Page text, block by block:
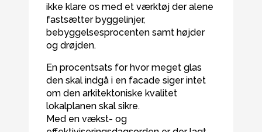
ikke klare os med et værktøj der alene
fastsætter byggelinjer,
bebyggelsesprocenten samt højder
og drøjden.
En procentsats for hvor meget glas
den skal indgå i en facade siger intet
om den arkitektoniske kvalitet
lokalplanen skal sikre.
Med en vækst- og